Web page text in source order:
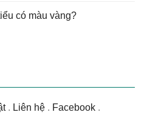
có màu vàng?
. Liên hệ . Facebook .